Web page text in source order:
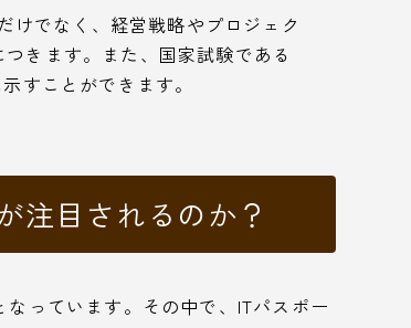
けでなく、経営戦略やプロジェク
きます。また、国家試験である
すことができます。
注目されるのか？
っています。その中で、ITパスポー